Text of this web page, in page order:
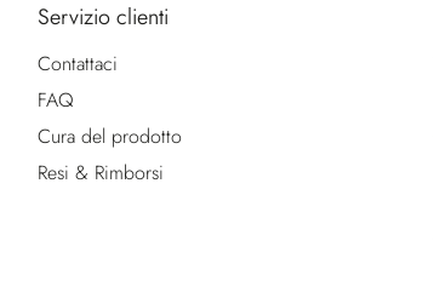
Servizio clienti
Contattaci
FAQ
Cura del prodotto
Resi & Rimborsi